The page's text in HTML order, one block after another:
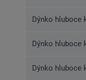
Dýnko hluboce
Dýnko hluboce
Dýnko hluboce